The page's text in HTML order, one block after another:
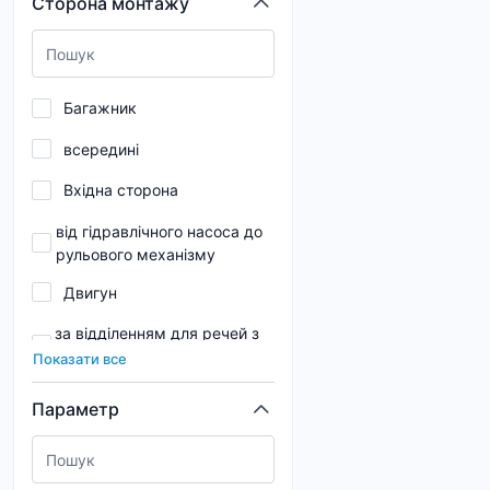
0,05
0,052
105
105,5
105,66
106
107
107,8
108
108,4
Багажник
всередині
Вхідна сторона
від гідравлічного насоса до
рульового механізму
Двигун
за відділенням для речей з
боку переднього пасажира
Задня частина ТЗ
Показати все
Параметр